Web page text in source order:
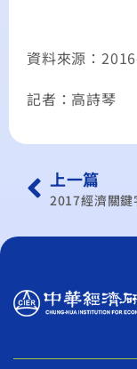
資料來源：
記者：高詩琴
上一篇